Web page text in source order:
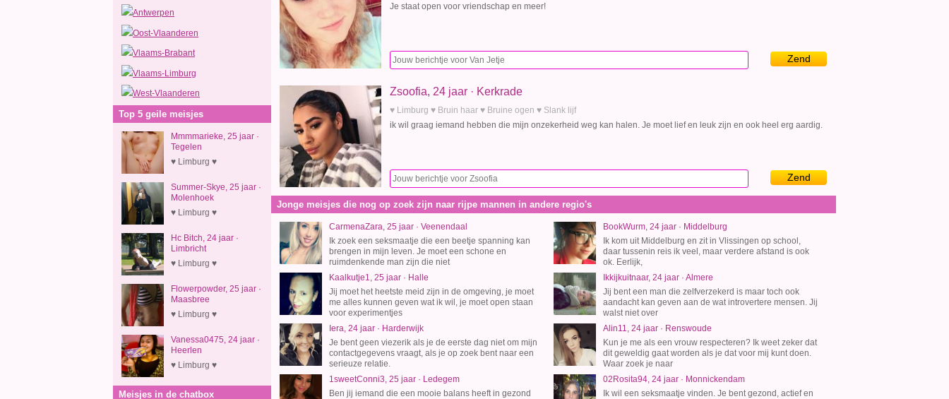
Antwerpen
Oost-Vlaanderen
Vlaams-Brabant
Vlaams-Limburg
West-Vlaanderen
Top 5 geile meisjes
Mmmmarieke, 25 jaar ·
Tegelen
♥ Limburg ♥
Summer-Skye, 25 jaar ·
Molenhoek
♥ Limburg ♥
Hc Bitch, 24 jaar ·
Limbricht
♥ Limburg ♥
Flowerpowder, 25 jaar ·
Maasbree
♥ Limburg ♥
Vanessa0475, 24 jaar ·
Heerlen
♥ Limburg ♥
Meisjes in de chatbox
Je staat open voor vriendschap en meer!
Zend
Zsoofia, 24 jaar · Kerkrade
♥ Limburg ♥ Bruin haar ♥ Bruine ogen ♥ Slank lijf
ik wil graag iemand hebben die mijn onzekerheid weg kan halen. Je moet lief en leuk zijn en ook heel erg aardig.
Zend
Jonge meisjes die nog op zoek zijn naar rijpe mannen in andere regio's
CarmenaZara, 25 jaar · Veenendaal
Ik zoek een seksmaatje die een beetje spanning kan
brengen in mijn leven. Je moet een schone en
ruimdenkende man zijn die niet
BookWurm, 24 jaar · Middelburg
Ik kom uit Middelburg en zit in Vlissingen op school,
daar tussenin reis ik veel, maar verdere afstand is ook
ok. Eerlijk,
Kaalkutje1, 25 jaar · Halle
Jij moet het heetste meid zijn in de omgeving, je moet
me alles kunnen geven wat ik wil, je moet open staan
voor experimentjes
Ikkijkuitnaar, 24 jaar · Almere
Jij bent een man die zelfverzekerd is maar toch ook
aandacht kan geven aan de wat introvertere mensen. Jij
walst niet over
Iera, 24 jaar · Harderwijk
Je bent geen viezerik als je de eerste dag niet om mijn
contactgegevens vraagt, als je op zoek bent naar een
serieuze relatie.
Alin11, 24 jaar · Renswoude
Kun je me als een vrouw respecteren? Ik weet zeker dat
dit geweldig gaat worden als je dat voor mij kunt doen.
Waar zoek je naar
1sweetConni3, 25 jaar · Ledegem
Ben jij iemand die een mooie balans heeft in gezond
02Rosita94, 24 jaar · Monnickendam
Ik wil een seksmaatje vinden. Je bent gezond, actief en